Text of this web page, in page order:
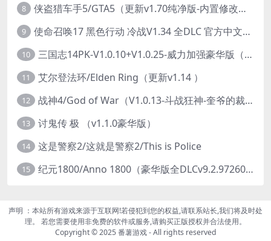
8 侠盗猎车手5/GTA5（更新v1.70纯净版-内置修改器+通关存档）
9 使命召唤17 黑色行动 冷战V1.34 全DLC 官方中文版COD17
10 三国志14PK-V1.0.10+V1.0.25-威力加强豪华版（武将面容套装-全DLC+季票+特典+中文语音+编辑修改器）
11 艾尔登法环/Elden Ring（更新v1.14 ）
12 战神4/God of War（V1.0.13-斗战狂神-奎爷的裁决+全DLC）
13 讨鬼传 极 （v1.1.0豪华版）
14 这是警察2/这就是警察2/This is Police
15 纪元1800/Anno 1800（豪华版全DLCv9.2.972600）
声明 ：本站所有游戏来源于互联网!若侵犯到您的权益,请联系站长,我们将及时处
理。 若您需要使用非免费的软件或服务,请购买正版授权并合法使用。
Copyright © 2025 番薯游戏 - All rights reserved